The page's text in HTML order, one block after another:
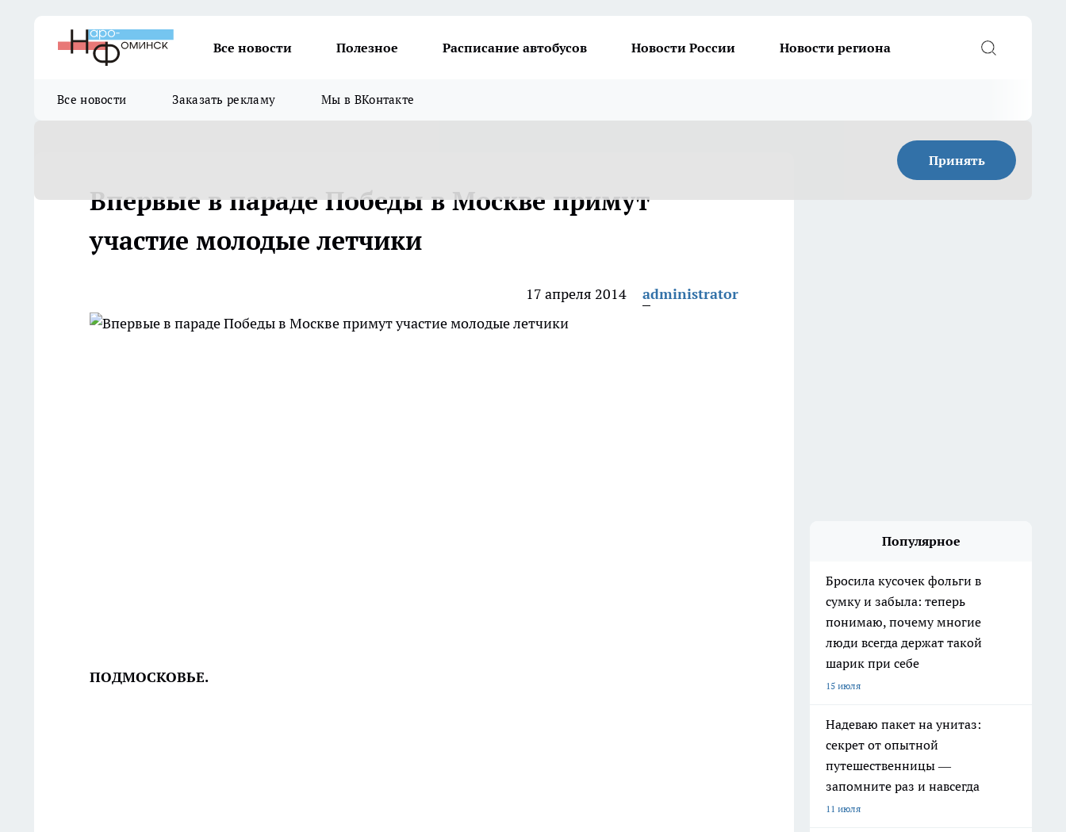
Все новости Полезное Расписание автобусов Новости России Новости региона
Все новости Заказать рекламу Мы в ВКонтакте
Принять
Впервые в параде Победы в Москве примут
участие молодые летчики
17 апреля 2014 administrator
ПОДМОСКОВЬЕ.
Популярное
Бросила кусочек фольги в
сумку и забыла: теперь
понимаю, почему многие
люди всегда держат такой
шарик при себе
15 июля
Надеваю пакет на унитаз:
секрет от опытной
путешественницы —
запомните раз и навсегда
11 июля